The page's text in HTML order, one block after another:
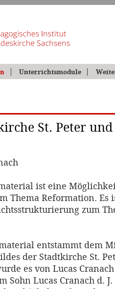
Unterrichtsmodule
St. Peter
ist eine
Thema Reformation. Es
zum
entstammt dem
der Stadtkirche St.
es von Lucas
Sohn Lucas Cranach d.